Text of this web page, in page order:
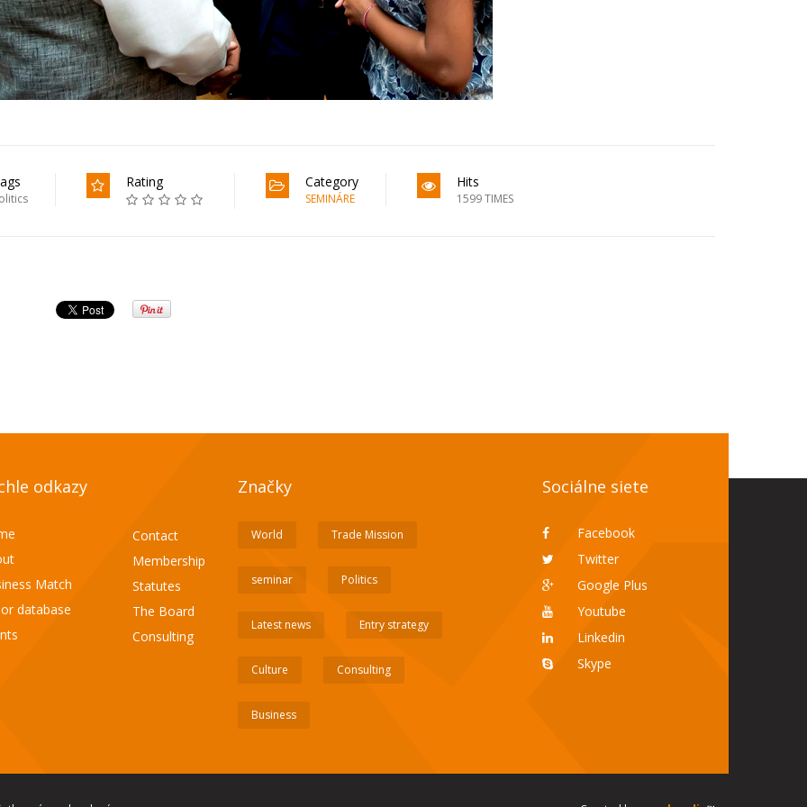
Rating Category
SEMINÁRE
Hits
1599 TIMES
odkazy
Match
database
Contact
Membership
Statutes
The Board
Consulting
Značky
World Trade Mission
seminar Politics
Latest news Entry strategy
Culture Consulting
Business
Sociálne siete
Facebook
Twitter
Google Plus
Youtube
Linkedin
Skype